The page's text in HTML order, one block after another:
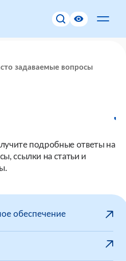
задаваемые вопросы
вопросы
подробные ответы на
ссылки на статьи и
обеспечение